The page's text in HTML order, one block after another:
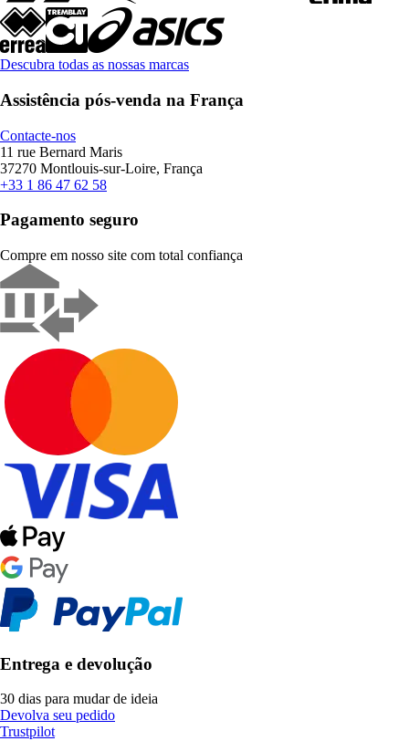
Descubra todas as nossas marcas
Assistência pós-venda na França
Contacte-nos
11 rue Bernard Maris
37270 Montlouis-sur-Loire, França
+33 1 86 47 62 58
Pagamento seguro
Compre em nosso site com total confiança
Entrega e devolução
30 dias para mudar de ideia
Devolva seu pedido
Trustpilot